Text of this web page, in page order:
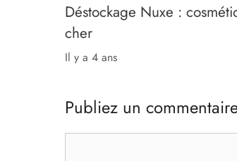
Déstockage Nuxe :
cher
il y a 4 ans
Publiez un